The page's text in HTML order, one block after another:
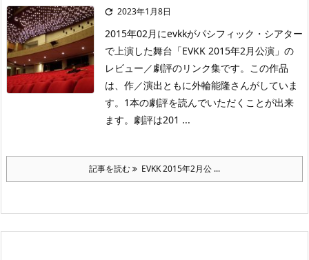
 2023年1月8日
2015年02月にevkkがパシフィック・シアター
で上演した舞台「EVKK 2015年2月公演」の
レビュー／劇評のリンク集です。この作品
は、作／演出ともに外輪能隆さんがしていま
す。1本の劇評を読んでいただくことが出来
ます。劇評は201 ...
記事を読む EVKK 2015年2月公 ...